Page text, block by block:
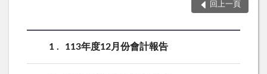
回上一頁
1 113年度12月份會計報告